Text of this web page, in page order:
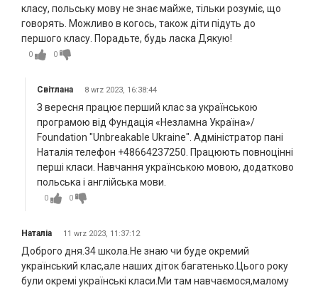
класу, польську мову не знає майже, тільки розуміє, що
говорять. Можливо в когось, також діти підуть до
першого класу. Порадьте, будь ласка Дякую!
0 0
Світлана 8 wrz 2023, 16:38:44
З вересня працює перший клас за українською
програмою від Фундація «Незламна Україна»/
Foundation "Unbreakable Ukraine". Адміністратор пані
Наталія телефон +48664237250. Працюють повноцінні
перші класи. Навчання українською мовою, додатково
польська і англійська мови.
0 0
Наталіа 11 wrz 2023, 11:37:12
Доброго дня.34 школа.Не знаю чи буде окремий
український клас,але наших діток багатенько.Цього року
були окремі українські класи.Ми там навчаємося,малому